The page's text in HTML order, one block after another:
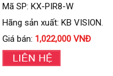
Camera HDParagon
Đầu ghi Analog
Đầu ghi HDParagon
Đầu ghi HIKVISION
Mã SP: KX-PIR8-W
Hãng sản xuất: KB VISION.
Giá bán: 1,022,000 VNĐ